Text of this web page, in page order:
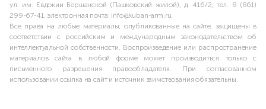
ул. им. Евдокии Бершанской (Пашковский жилой), д. 416/2, тел. 8 (861)
299-67-41, электронная почта: info@kuban-arm.ru.
Все права на любые материалы, опубликованные на сайте, защищены в
соответствии с российским и международным законодательством об
интеллектуальной собственности. Воспроизведение или распространение
материалов сайта в любой форме может производиться только с
письменного разрешения правообладателя. При согласованном
использовании ссылка на сайт и источник заимствования обязательны.